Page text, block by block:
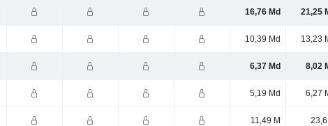
16,76 Md 21,25
10,39 Md 13,23
6,37 Md 8,02
5,19 Md 6,27
11,49 M 23,6